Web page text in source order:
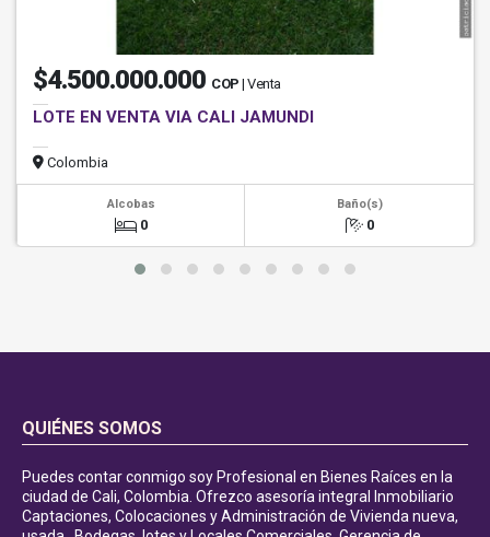
$4.500.000.000 COP | Venta
LOTE EN VENTA VIA CALI JAMUNDI
Colombia
Alcobas
0
Baño(s)
0
QUIÉNES SOMOS
Puedes contar conmigo soy Profesional en Bienes Raíces en la
ciudad de Cali, Colombia. Ofrezco asesoría integral Inmobiliario
Captaciones, Colocaciones y Administración de Vivienda nueva,